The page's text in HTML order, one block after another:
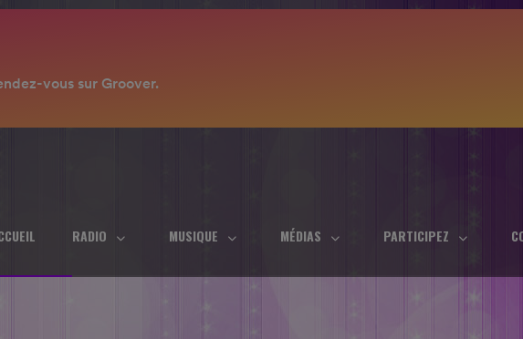
RADIO MUSIQUE MÉDIAS PARTICIPEZ